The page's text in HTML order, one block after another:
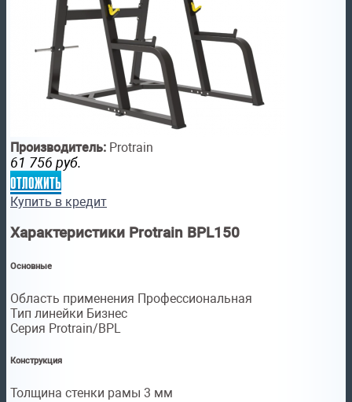
Производитель: Protrain
61 756 руб.
отложить
Купить в кредит
Характеристики Protrain BPL150
Основные
Область применения Профессиональная
Тип линейки Бизнес
Серия Protrain/BPL
Конструкция
Толщина стенки рамы 3 мм